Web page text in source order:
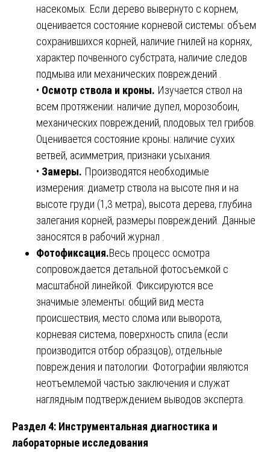
насекомых. Если дерево вывернуто с корнем,
оценивается состояние корневой системы: объем
сохранившихся корней, наличие гнилей на корнях,
характер почвенного субстрата, наличие следов
подмыва или механических повреждений .
• Осмотр ствола и кроны. Изучается ствол на
всем протяжении: наличие дупел, морозобоин,
механических повреждений, плодовых тел грибов.
Оценивается состояние кроны: наличие сухих
ветвей, асимметрия, признаки усыхания.
• Замеры. Производятся необходимые
измерения: диаметр ствола на высоте пня и на
высоте груди (1,3 метра), высота дерева, глубина
залегания корней, размеры повреждений. Данные
заносятся в рабочий журнал .
Фотофиксация.Весь процесс осмотра
сопровождается детальной фотосъемкой с
масштабной линейкой. Фиксируются все
значимые элементы: общий вид места
происшествия, место слома или выворота,
корневая система, поверхность спила (если
производится отбор образцов), отдельные
повреждения и патологии. Фотографии являются
неотъемлемой частью заключения и служат
наглядным подтверждением выводов эксперта.
Раздел 4: Инструментальная диагностика и
лабораторные исследования